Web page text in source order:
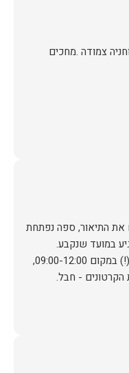
צמודה .מחכים
את התיאור, ספה נפתחת
במועד שנקבע.
המובילים הגיעו מוקדם מהצפוי 06:30 (!) במקום 09:00-12:00,
הקרטונים - חבל.